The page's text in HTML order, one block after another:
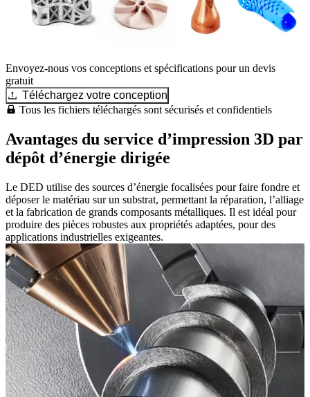
Envoyez-nous vos conceptions et spécifications pour un devis
gratuit
Téléchargez votre conception
Tous les fichiers téléchargés sont sécurisés et confidentiels
Avantages du service d’impression 3D par
dépôt d’énergie dirigée
Le DED utilise des sources d’énergie focalisées pour faire fondre et
déposer le matériau sur un substrat, permettant la réparation, l’alliage
et la fabrication de grands composants métalliques. Il est idéal pour
produire des pièces robustes aux propriétés adaptées, pour des
applications industrielles exigeantes.